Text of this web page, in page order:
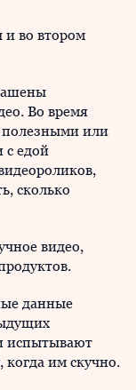
во втором
Во время
полезными или
с едой
сколько
видео,
данные
испытывают
им скучно.